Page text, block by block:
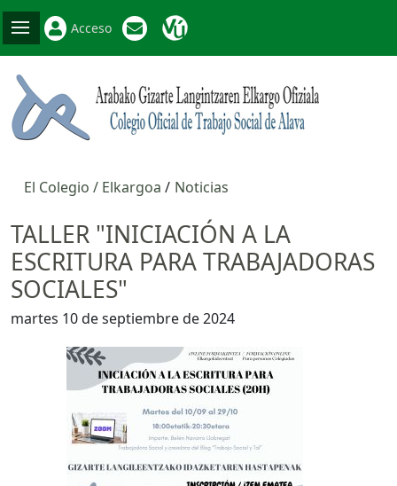
Acceso
El Colegio / Elkargoa Noticias
TALLER "INICIACIÓN A LA
ESCRITURA PARA TRABAJADORAS
SOCIALES"
martes 10 de septiembre de 2024